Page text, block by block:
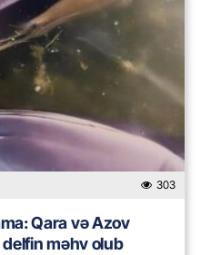
303
Qara və Azov
məhv olub